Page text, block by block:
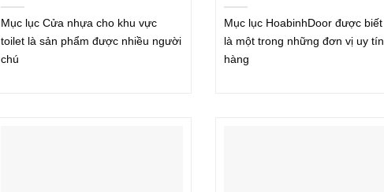
Mục lục Cửa nhựa cho khu vực
toilet là sản phẩm được nhiều người
chú
Mục lục HoabinhDoor được
là một trong những đơn vị uy tín
hàng